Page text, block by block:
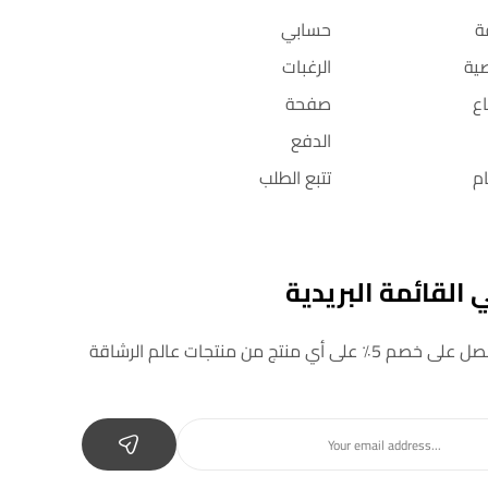
حسابي
الرغبات
صفحة
الدفع
تتبع الطلب
البريدية
منتج من منتجات عالم الرشاقة